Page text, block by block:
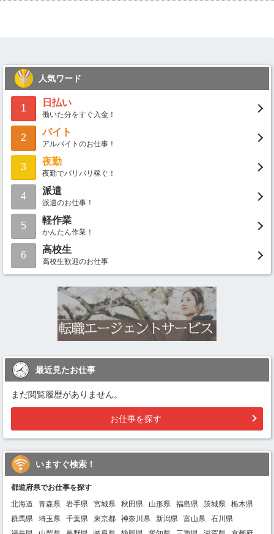
人気ワード
1
日払い
働いた分をすぐ入金！
2
バイト
アルバイトのお仕事！
3
夜勤
夜勤でバリバリ稼ぐ！
4
派遣
派遣のお仕事！
5
軽作業
かんたん作業！
6
高校生
高校生歓迎のお仕事
最近見たお仕事
まだ閲覧履歴がありません。
お仕事を探す
いますぐ検索！
都道府県でお仕事を探す
北海道
青森県 岩手県 宮城県 秋田県 山形県 福島県 茨城県
栃木県
群馬県
埼玉県 千葉県 東京都 神奈川県 新潟県 富山県
石川県